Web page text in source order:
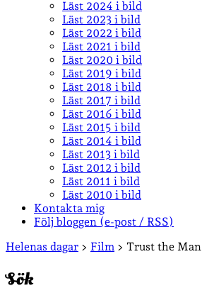
Läst 2024 i bild
Läst 2023 i bild
Läst 2022 i bild
Läst 2021 i bild
Läst 2020 i bild
Läst 2019 i bild
Läst 2018 i bild
Läst 2017 i bild
Läst 2016 i bild
Läst 2015 i bild
Läst 2014 i bild
Läst 2013 i bild
Läst 2012 i bild
Läst 2011 i bild
Läst 2010 i bild
Kontakta mig
Följ bloggen (e-post / RSS)
Sidopanel
Helenas dagar > Film > Trust the Man
Sök